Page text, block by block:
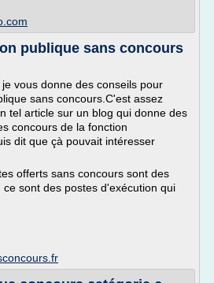
publique sans concours
vous donne des conseils pour
sans concours.C'est assez
tel article sur un blog qui donne des
concours de la fonction
dit que çà pouvait intéresser
offerts sans concours sont des
sont des postes d'exécution qui